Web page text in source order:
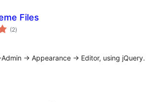
Files
(2གདེང་
འཇོག་
)
-> Appearance -> Editor, using jQuery.